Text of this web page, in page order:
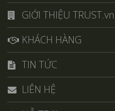
GIỚI THIỆU TRUST.vn
KHÁCH HÀNG
TIN TỨC
LIÊN HỆ